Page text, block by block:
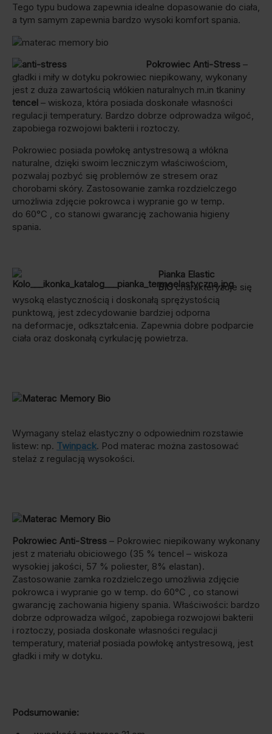
Tego typu budowa zapewnia idealne dopasowanie do ciała,
a tym samym zapewnia bardzo wysoki komfort spania.
Pokrowiec Anti-Stress –
gładki i miły w dotyku pokrowiec niepikowany, wykonany
jest z duża zawartością włókien naturalnych m.in tkaniny
tencel – wiskoza, która posiada doskonałe własności
regulacji temperatury. Bardzo dobrze odprowadza wilgoć,
zapobiega rozwojowi bakterii i roztoczy.
Pokrowiec posiada powłokę antystresową a włókna
naturalne, dzięki swoim leczniczym właściwościom,
pozwalaj pozbyć się problemów ze stresem oraz
chorobami skóry. Zastosowanie zamka rozdzielczego
umożliwia zdjęcie pokrowca i wypranie go w temp.
do 60°C , co stanowi gwarancję zachowania higieny
spania.
Pianka Elastic
BIOcharakteryzuje się
wysoką elastycznością i doskonałą sprężystością
punktową, jest zdecydowanie bardziej odporna
na deformacje, odkształcenia. Zapewnia dobre podparcie
ciała oraz doskonałą cyrkulację powietrza.
Wymagany stelaż elastyczny o odpowiednim rozstawie
listew: np. Twinpack. Pod materac można zastosować
stelaż z regulacją wysokości.
Pokrowiec Anti-Stress – Pokrowiec niepikowany wykonany
jest z materiału obiciowego (35 % tencel – wiskoza
wysokiej jakości, 57 % poliester, 8% elastan).
Zastosowanie zamka rozdzielczego umożliwia zdjęcie
pokrowca i wypranie go w temp. do 60°C , co stanowi
gwarancję zachowania higieny spania. Właściwości: bardzo
dobrze odprowadza wilgoć, zapobiega rozwojowi bakterii
i roztoczy, posiada doskonałe własności regulacji
temperatury, materiał posiada powłokę antystresową, jest
gładki i miły w dotyku.
Podsumowanie: